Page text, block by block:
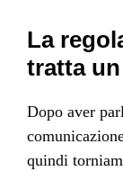
La
tratta
Dopo aver
quindi